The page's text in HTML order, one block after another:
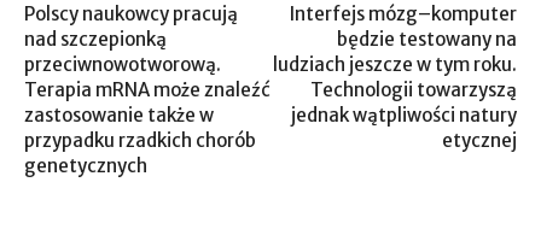
Polscy naukowcy pracują
nad szczepionką
przeciwnowotworową.
Terapia mRNA może znaleźć
zastosowanie także w
przypadku rzadkich chorób
genetycznych
Interfejs mózg–komputer
będzie testowany na
ludziach jeszcze w tym roku.
Technologii towarzyszą
jednak wątpliwości natury
etycznej